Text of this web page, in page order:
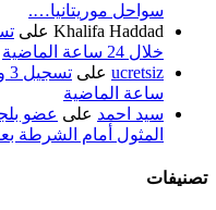
سواحل موريتانيا….
Khalifa Haddad على
خلال 24 ساعة الماضية
ucretsiz على
ساعة الماضية
سيد احمد على عضو
المثول أمام
تصنيفات